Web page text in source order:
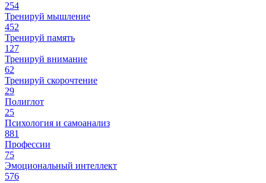
254
Тренируй мышление
452
Тренируй память
127
Тренируй внимание
62
Тренируй скорочтение
29
Полиглот
25
Психология и самоанализ
881
Профессии
75
Эмоциональный интеллект
576